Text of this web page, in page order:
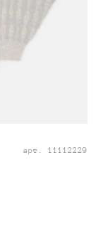
арт. 11112229